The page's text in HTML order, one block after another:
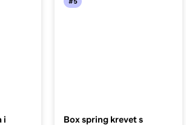
i
Box spring krevet s